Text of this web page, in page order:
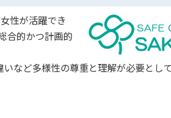
性が活躍でき
合的かつ計画的
など多様性の尊重と理解が必要とし